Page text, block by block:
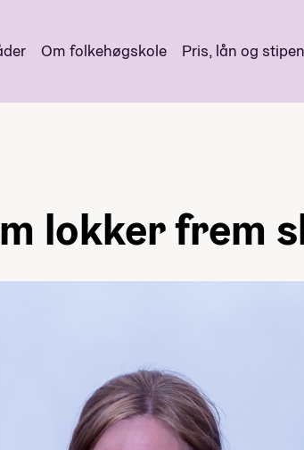
Om folkehøgskole Pris, lån og
lokker frem